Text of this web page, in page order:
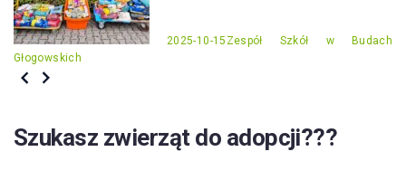
2025-10-15 Zespół Szkół w Budach
Głogowskich
Szukasz zwierząt do adopcji???